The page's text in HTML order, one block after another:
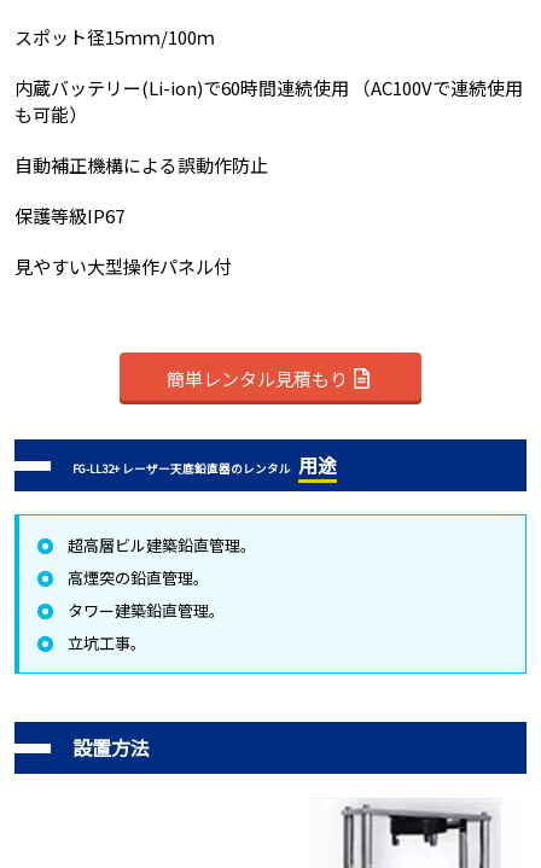
スポット径15ｍｍ/100ｍ
内蔵バッテリー(Li-ion)で60時間連続使用 （AC100Vで連続使用
も可能）
自動補正機構による誤動作防止
保護等級IP67
見やすい大型操作パネル付
簡単レンタル見積もり
FG-LL32+ レーザー天底鉛直器のレンタル 用途
超高層ビル建築鉛直管理。
高煙突の鉛直管理。
タワー建築鉛直管理。
立坑工事。
設置方法